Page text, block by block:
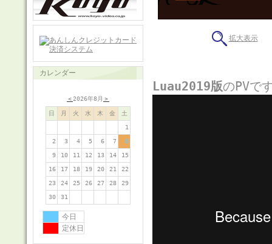
カレンダー
＜ 2026年8月 ＞
日 月 火 水 木 金 土
1
2 3 4 5 6 7 8
9 10 11 12 13 14 15
16 17 18 19 20 21 22
23 24 25 26 27 28 29
30 31
今日
定休日
拡大表示
Luau2019版のPVで